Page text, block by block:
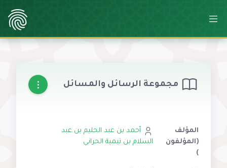
مجموعة الرسائل والمسائل
المؤلف
(المؤلفون
)
أحمد بن عبد الحليم بن عبد
السلام بن تيمية الحراني